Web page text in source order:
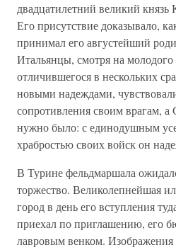
двадцатилетний великий
Его присутствие доказывало,
принимал его августейший
Итальянцы, смотря на молодого
отличившегося в нескольких
новыми надеждами,
сопротивления своим врагам,
нужно было: с единодушным
храбростью своих войск он
В Турине фельдмаршала
торжество. Великолепнейшая
город в день его вступления
приехал по приглашению, его
лавровым венком. Изображения